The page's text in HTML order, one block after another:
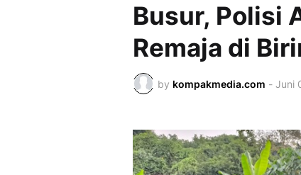
Busur, Polisi
Remaja di
by kompakmedia.com - Juni